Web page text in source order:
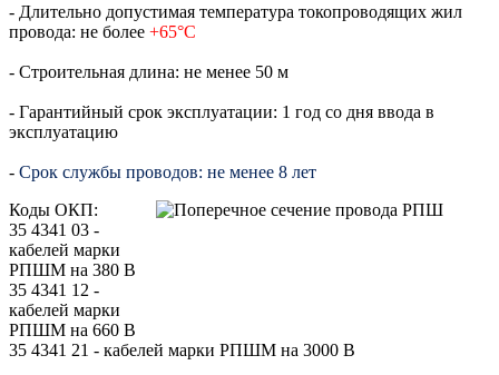
- Длительно допустимая температура токопроводящих жил
провода: не более +65°С
- Строительная длина: не менее 50 м
- Гарантийный срок эксплуатации: 1 год со дня ввода в
эксплуатацию
- Срок службы проводов: не менее 8 лет
Коды ОКП:
35 4341 03 -
кабелей марки
РПШМ на 380 В
35 4341 12 -
кабелей марки
РПШМ на 660 В
35 4341 21 - кабелей марки РПШМ на 3000 В